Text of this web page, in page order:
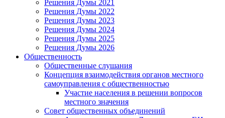
Решения Думы 2021
Решения Думы 2022
Решения Думы 2023
Решения Думы 2024
Решения Думы 2025
Решения Думы 2026
Общественность
Общественные слушания
Концепция взаимодействия органов местного
самоуправления с общественностью
Участие населения в решении вопросов
местного значения
Совет общественных объединений